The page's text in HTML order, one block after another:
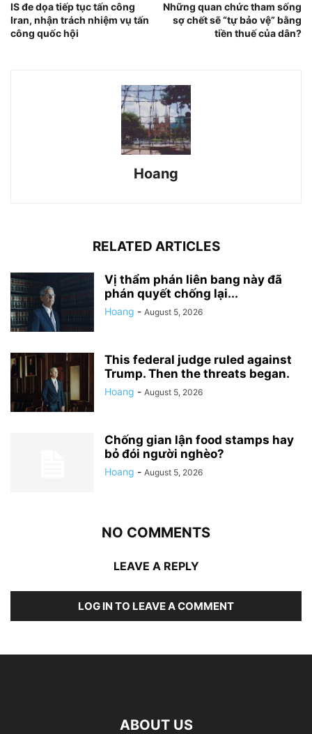
IS đe dọa tiếp tục tấn công
Iran, nhận trách nhiệm vụ tấn
công quốc hội
Những quan chức tham sống
sợ chết sẽ “tự bảo vệ” bằng
tiền thuế của dân?
Hoang
RELATED ARTICLES
Vị thẩm phán liên bang này đã
phán quyết chống lại...
Hoang - August 5, 2026
This federal judge ruled against
Trump. Then the threats began.
Hoang - August 5, 2026
Chống gian lận food stamps hay
bỏ đói người nghèo?
Hoang - August 5, 2026
NO COMMENTS
LEAVE A REPLY
LOG IN TO LEAVE A COMMENT
ABOUT US